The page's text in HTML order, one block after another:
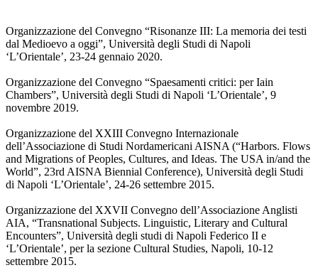
Organizzazione del Convegno “Risonanze III: La memoria dei testi
dal Medioevo a oggi”, Università degli Studi di Napoli
‘L’Orientale’, 23-24 gennaio 2020.
Organizzazione del Convegno “Spaesamenti critici: per Iain
Chambers”, Università degli Studi di Napoli ‘L’Orientale’, 9
novembre 2019.
Organizzazione del XXIII Convegno Internazionale
dell’Associazione di Studi Nordamericani AISNA (“Harbors. Flows
and Migrations of Peoples, Cultures, and Ideas. The USA in/and the
World”, 23rd AISNA Biennial Conference), Università degli Studi
di Napoli ‘L’Orientale’, 24-26 settembre 2015.
Organizzazione del XXVII Convegno dell’Associazione Anglisti
AIA, “Transnational Subjects. Linguistic, Literary and Cultural
Encounters”, Università degli studi di Napoli Federico II e
‘L’Orientale’, per la sezione Cultural Studies, Napoli, 10-12
settembre 2015.